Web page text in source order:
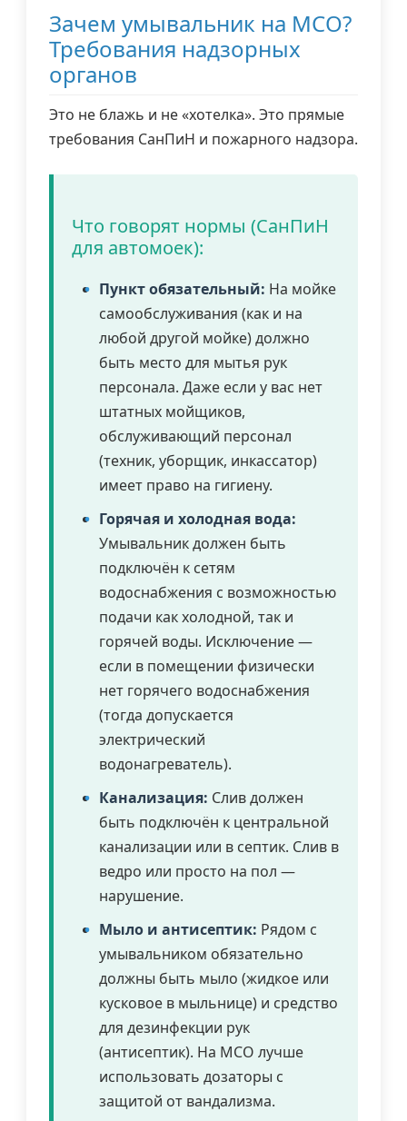
Зачем умывальник на МСО?
Требования надзорных
органов
Это не блажь и не «хотелка». Это прямые
требования СанПиН и пожарного надзора.
Что говорят нормы (СанПиН
для автомоек):
Пункт обязательный: На мойке
самообслуживания (как и на
любой другой мойке) должно
быть место для мытья рук
персонала. Даже если у вас нет
штатных мойщиков,
обслуживающий персонал
(техник, уборщик, инкассатор)
имеет право на гигиену.
Горячая и холодная вода:
Умывальник должен быть
подключён к сетям
водоснабжения с возможностью
подачи как холодной, так и
горячей воды. Исключение —
если в помещении физически
нет горячего водоснабжения
(тогда допускается
электрический
водонагреватель).
Канализация: Слив должен
быть подключён к центральной
канализации или в септик. Слив в
ведро или просто на пол —
нарушение.
Мыло и антисептик: Рядом с
умывальником обязательно
должны быть мыло (жидкое или
кусковое в мыльнице) и средство
для дезинфекции рук
(антисептик). На МСО лучше
использовать дозаторы с
защитой от вандализма.